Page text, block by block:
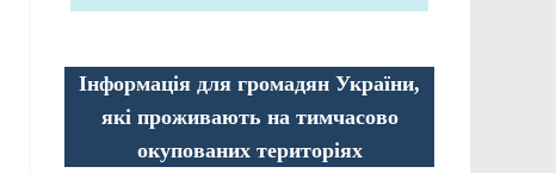
Інформація для громадян України,
які проживають на тимчасово
окупованих територіях